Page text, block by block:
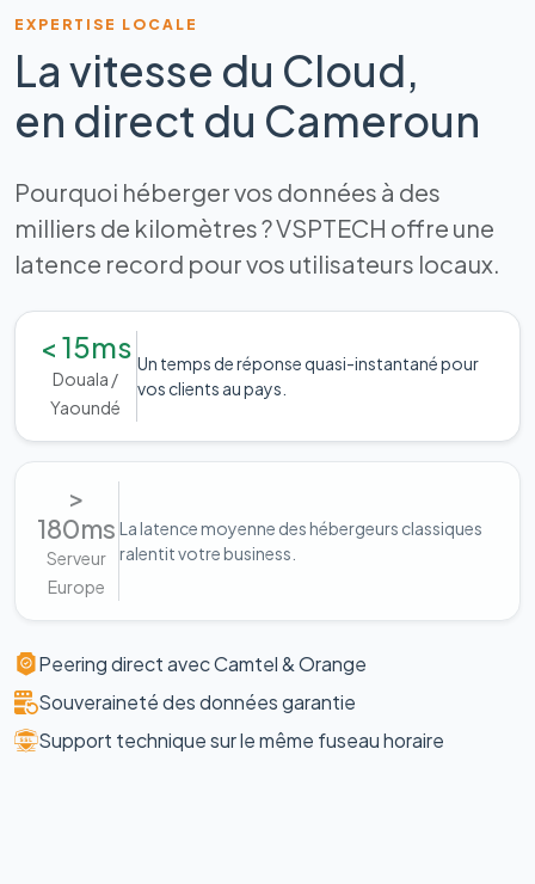
EXPERTISE LOCALE
La vitesse du Cloud,
en direct du Cameroun
Pourquoi héberger vos données à des
milliers de kilomètres ? VSPTECH offre une
latence record pour vos utilisateurs locaux.
< 15ms
Douala /
Yaoundé
Un temps de réponse quasi-instantané pour
vos clients au pays.
>
180ms
Serveur
Europe
La latence moyenne des hébergeurs classiques
ralentit votre business.
Peering direct avec Camtel & Orange
Souveraineté des données garantie
Support technique sur le même fuseau horaire